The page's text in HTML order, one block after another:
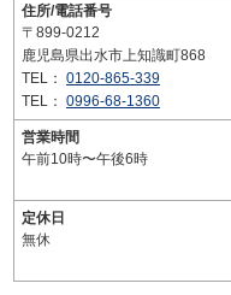
住所/電話番号
〒899-0212
鹿児島県出水市上知識町868
TEL： 0120-865-339
TEL： 0996-68-1360
営業時間
午前10時〜午後6時
定休日
無休